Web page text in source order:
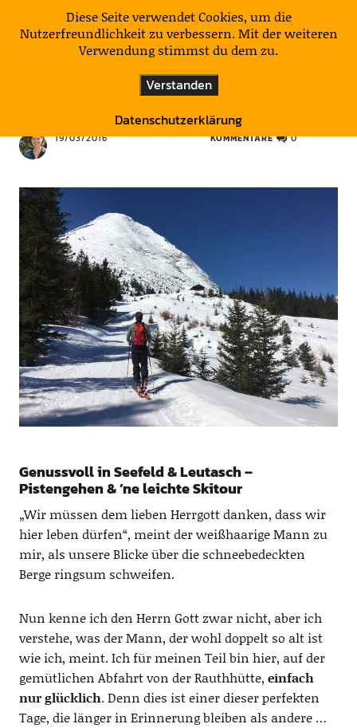
KulturNatur
19/03/2016 KOMMENTARE 0
Genussvoll in Seefeld & Leutasch –
Pistengehen & ’ne leichte Skitour
„Wir müssen dem lieben Herrgott danken, dass wir
hier leben dürfen“, meint der weißhaarige Mann zu
mir, als unsere Blicke über die schneebedeckten
Berge ringsum schweifen.
Nun kenne ich den Herrn Gott zwar nicht, aber ich
verstehe, was der Mann, der wohl doppelt so alt ist
wie ich, meint. Ich für meinen Teil bin hier, auf der
gemütlichen Abfahrt von der Rauthhütte, einfach
nur glücklich. Denn dies ist einer dieser perfekten
Tage, die länger in Erinnerung bleiben als andere …
Diese Seite verwendet Cookies, um die
Nutzerfreundlichkeit zu verbessern. Mit der weiteren
Verwendung stimmst du dem zu.
Verstanden
Datenschutzerklärung